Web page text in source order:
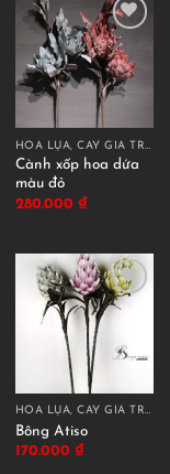
HOA LỤA, CÂY GIẢ TRANG TRÍ CAO CẤP
Cành xốp hoa dứa
màu đỏ
280.000 ₫
HOA LỤA, CÂY GIẢ TRANG TRÍ CAO CẤP
Bông Atiso
170.000 ₫